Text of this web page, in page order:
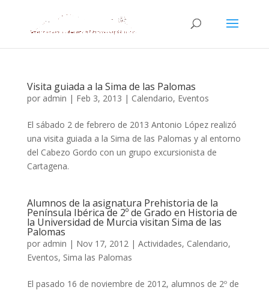
Visita guiada a la Sima de las Palomas
por admin | Feb 3, 2013 | Calendario, Eventos
El sábado 2 de febrero de 2013 Antonio López realizó
una visita guiada a la Sima de las Palomas y al entorno
del Cabezo Gordo con un grupo excursionista de
Cartagena.
Alumnos de la asignatura Prehistoria de la
Península Ibérica de 2º de Grado en Historia de
la Universidad de Murcia visitan Sima de las
Palomas
por admin | Nov 17, 2012| Actividades, Calendario,
Eventos, Sima las Palomas
El pasado 16 de noviembre de 2012, alumnos de 2º de